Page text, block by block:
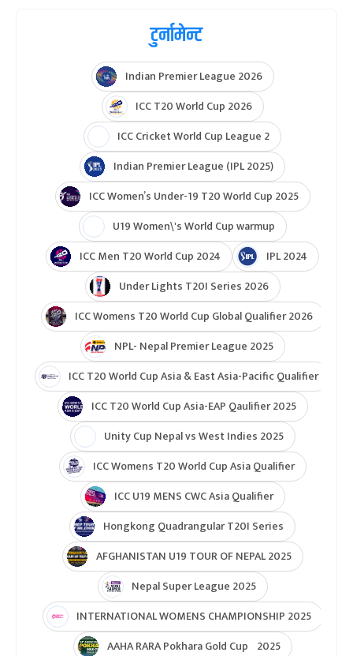
टुर्नामेन्ट
Indian Premier League 2026
ICC T20 World Cup 2026
ICC Cricket World Cup League 2
Indian Premier League (IPL 2025)
ICC Women’s Under-19 T20 World Cup 2025
U19 Women\'s World Cup warmup
ICC Men T20 World Cup 2024
IPL 2024
Under Lights T20I Series 2026
ICC Womens T20 World Cup Global Qualifier 2026
NPL- Nepal Premier League 2025
ICC T20 World Cup Asia & East Asia-Pacific Qualifier
ICC T20 World Cup Asia-EAP Qaulifier 2025
Unity Cup Nepal vs West Indies 2025
ICC Womens T20 World Cup Asia Qualifier
ICC U19 MENS CWC Asia Qualifier
Hongkong Quadrangular T20I Series
AFGHANISTAN U19 TOUR OF NEPAL 2025
Nepal Super League 2025
INTERNATIONAL WOMENS CHAMPIONSHIP 2025
AAHA RARA Pokhara Gold Cup 2025